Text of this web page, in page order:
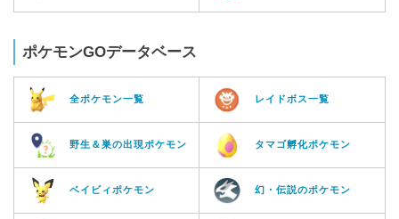
ポケモンGOデータベース
全ポケモン一覧 レイドボス一覧
野生＆巣の出現ポケモン タマゴ孵化ポケモン
ベイビィポケモン 幻・伝説のポケモン